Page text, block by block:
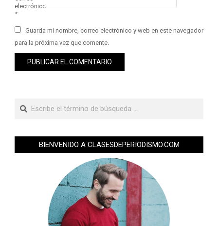
electrónico
*
Guarda mi nombre, correo electrónico y web en este navegador
para la próxima vez que comente.
BIENVENIDO A CLASESDEPERIODISMO.COM